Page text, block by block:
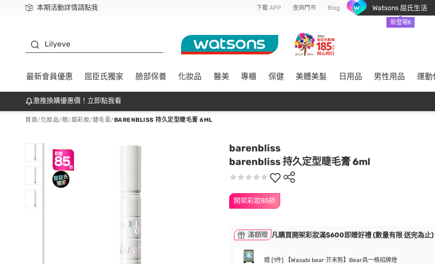
本期活動詳情請點我
下載app最高回饋$350 下載 APP 查詢門市 Blog Watsons 屈氏生活
新登場!!
Lilyeve
最新會員優惠 屈臣氏獨家 臉部保養 化妝品 醫美 專櫃 保健 美體美髮 日用品 男性用品 運動
激推換購優惠價！立即點我看
首頁/化妝品/ 眼/眉彩妝/ 睫毛膏/BARENBLISS 持久定型睫毛膏 6ML
barenbliss
barenbliss 持久定型睫毛膏 6ml
開架彩妝85折
滿額贈 凡購買開架彩妝滿$600即贈好禮 (數量有限 送完為止)
贈 [1件] 【Wasabi bear 芥末熊】Bear具一格招牌燈